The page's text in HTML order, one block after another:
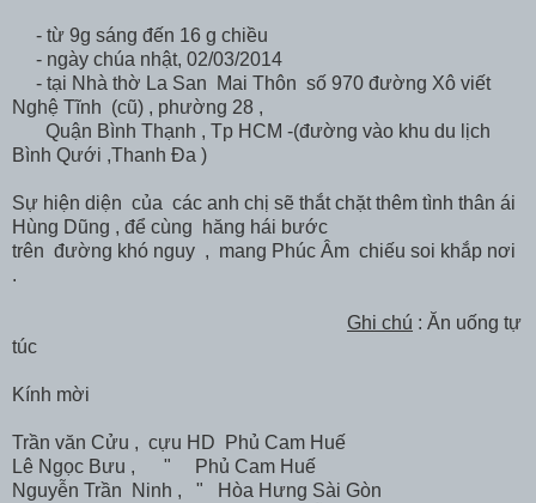
- từ 9g sáng đến 16 g chiều
- ngày chúa nhật, 02/03/2014
- tại Nhà thờ La San Mai Thôn số 970 đường Xô viết
Nghệ Tĩnh (cũ) , phường 28 ,
Quận Bình Thạnh , Tp HCM -(đường vào khu du lịch
Bình Qưới ,Thanh Đa )
Sự hiện diện của các anh chị sẽ thắt chặt thêm tình thân ái
Hùng Dũng , để cùng hăng hái bước
trên đường khó nguy , mang Phúc Âm chiếu soi khắp nơi
.
Ghi chú : Ăn uống tự
túc
Kính mời
Trần văn Cửu , cựu HD Phủ Cam Huế
Lê Ngọc Bưu , " Phủ Cam Huế
Nguyễn Trần Ninh , " Hòa Hưng Sài Gòn